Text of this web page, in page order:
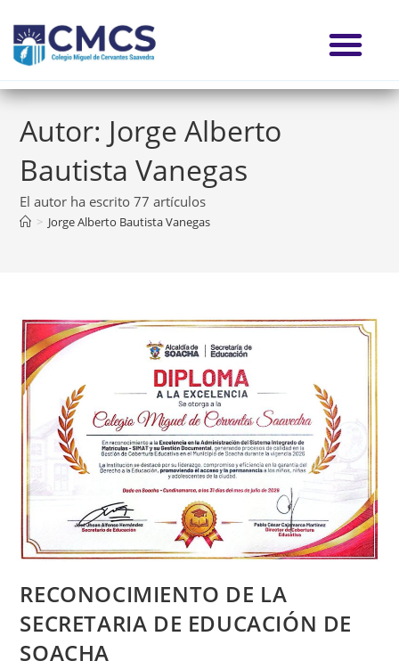
Autor: Jorge Alberto
Bautista Vanegas
El autor ha escrito 77 artículos
> Jorge Alberto Bautista Vanegas
RECONOCIMIENTO DE LA
SECRETARIA DE EDUCACIÓN DE
SOACHA